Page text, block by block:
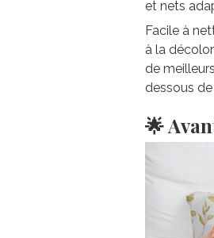
et nets
Facile à
à la
de
dessous
🌟